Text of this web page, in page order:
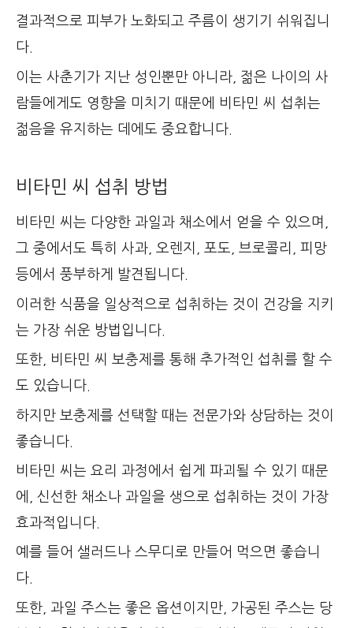
결과적으로 피부가 노화되고 주름이 생기기 쉬워집니
다.
이는 사춘기가 지난 성인뿐만 아니라, 젊은 나이의 사
람들에게도 영향을 미치기 때문에 비타민 씨 섭취는
젊음을 유지하는 데에도 중요합니다.
비타민 씨 섭취 방법
비타민 씨는 다양한 과일과 채소에서 얻을 수 있으며,
그 중에서도 특히 사과, 오렌지, 포도, 브로콜리, 피망
등에서 풍부하게 발견됩니다.
이러한 식품을 일상적으로 섭취하는 것이 건강을 지키
는 가장 쉬운 방법입니다.
또한, 비타민 씨 보충제를 통해 추가적인 섭취를 할 수
도 있습니다.
하지만 보충제를 선택할 때는 전문가와 상담하는 것이
좋습니다.
비타민 씨는 요리 과정에서 쉽게 파괴될 수 있기 때문
에, 신선한 채소나 과일을 생으로 섭취하는 것이 가장
효과적입니다.
예를 들어 샐러드나 스무디로 만들어 먹으면 좋습니
다.
또한, 과일 주스는 좋은 옵션이지만, 가공된 주스는 당